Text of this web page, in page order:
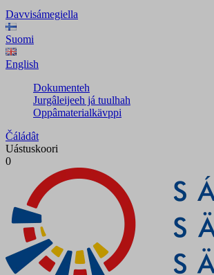
Davvisámegiella
Suomi
English
Dokumenteh
Jurgâleijeeh já tuulhah
Oppâmaterialkävppi
Čáládât
Uástuskoori
0